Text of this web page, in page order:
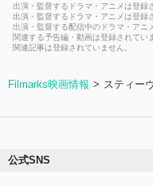
出演・監督するドラマ・アニメは登録
出演・監督するドラマ・アニメは登録
出演・監督する配信中のドラマ・アニ
関連する予告編・動画は登録されてい
関連記事は登録されていません。
Filmarks映画情報 スティー
公式SNS